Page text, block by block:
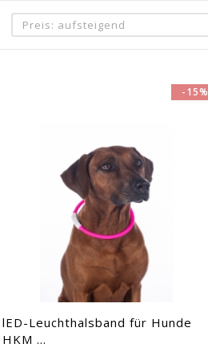
Preis: aufsteigend
-15%
lED-Leuchthalsband für Hunde
HKM ...